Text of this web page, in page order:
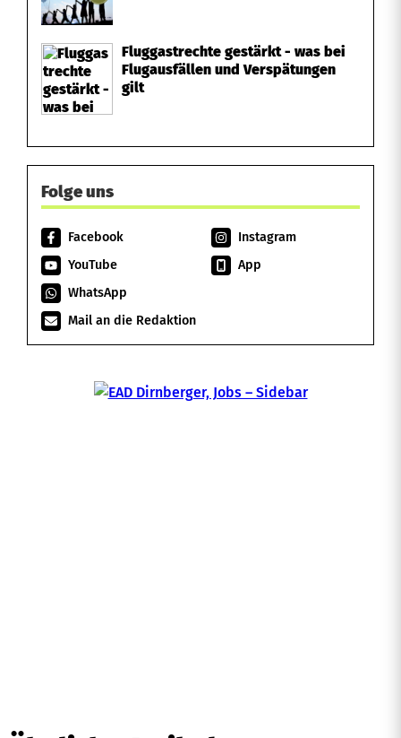
Fluggastrechte gestärkt - was bei
Flugausfällen und Verspätungen
gilt
Folge uns
Facebook
Instagram
YouTube
App
WhatsApp
Mail an die Redaktion